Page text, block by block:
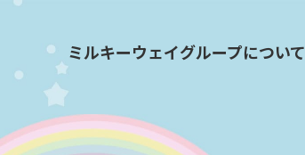
ミルキーウェイグループについて